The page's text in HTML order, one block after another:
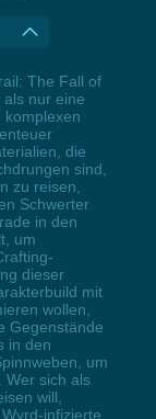
The Fall of
nur eine
komplexen
die
sind,
zu reisen,
Schwerter
in den
um
dieser
mit
wollen,
Gegenstände
in den
um
Wer sich als
will,
infizierte